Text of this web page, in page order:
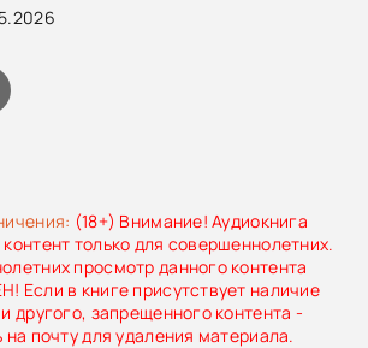
(18+) Внимание! Аудиокнига
только для совершеннолетних.
просмотр данного контента
Если в книге присутствует наличие
другого, запрещенного контента -
на почту для удаления материала.